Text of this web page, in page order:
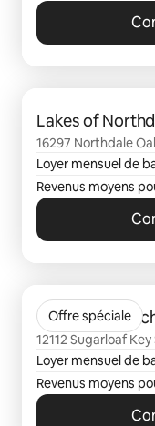
Lakes of
16297 Northdale
Loyer mensuel de
Revenus moyens
Offre spéciale
Camden
12112 Sugarloaf
Loyer mensuel de
Revenus moyens